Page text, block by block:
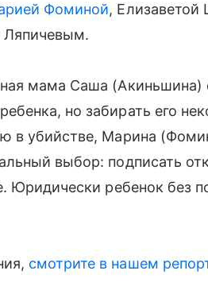
Фоминой,
мама Саша (Акиньшина)
но забирать его
в убийстве, Марина
выбор: подписать
Юридически ребенок без
смотрите в нашем